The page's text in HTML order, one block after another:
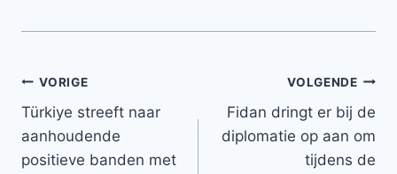
Bericht
navigatie
VORIGE
Türkiye streeft naar
aanhoudende
positieve banden met
VOLGENDE
Fidan dringt er bij de
diplomatie op aan om
tijdens de